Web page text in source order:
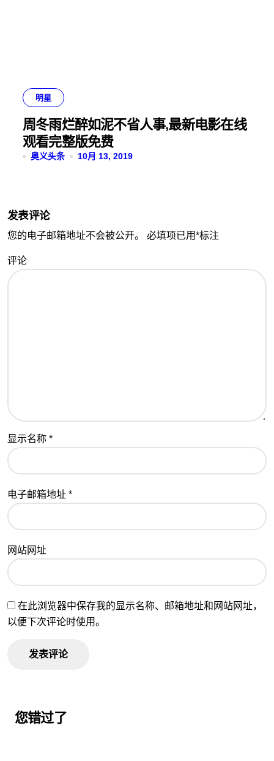
明星
周冬雨烂醉如泥不省人事,最新电影在线
观看完整版免费
奥义头条 10月 13, 2019
发表评论
您的电子邮箱地址不会被公开。 必填项已用*标注
评论
显示名称 *
电子邮箱地址 *
网站网址
在此浏览器中保存我的显示名称、邮箱地址和网站网址，
以便下次评论时使用。
您错过了